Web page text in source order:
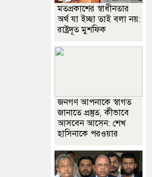
মতপ্রকাশের স্বাধীনতার
অর্থ যা ইচ্ছা তাই বলা নয়:
রাষ্ট্রদূত মুশফিক
জনগণ আপনাকে স্বাগত
জানাতে প্রস্তুত, কীভাবে
আসবেন আসেন: শেখ
হাসিনাকে পরওয়ার